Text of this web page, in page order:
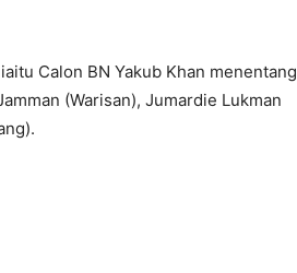
Calon BN Yakub Khan menentang
(Warisan), Jumardie Lukman